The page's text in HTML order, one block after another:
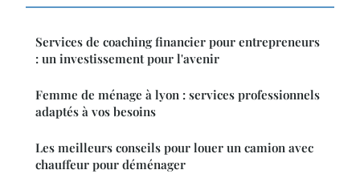
Services de coaching financier pour entrepreneurs
: un investissement pour l'avenir
Femme de ménage à lyon : services professionnels
adaptés à vos besoins
Les meilleurs conseils pour louer un camion avec
chauffeur pour déménager